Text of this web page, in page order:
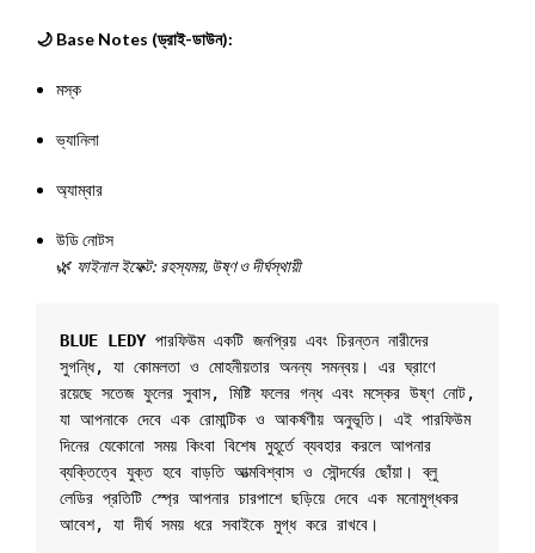
🌙 Base Notes (ড্রাই-ডাউন):
মস্ক
ভ্যানিলা
অ্যাম্বার
উডি নোটস
🌿 ফাইনাল ইফেক্ট: রহস্যময়, উষ্ণ ও দীর্ঘস্থায়ী
BLUE LEDY পারফিউম একটি জনপ্রিয় এবং চিরন্তন নারীদের
সুগন্ধি, যা কোমলতা ও মোহনীয়তার অনন্য সমন্বয়। এর ঘ্রাণে
রয়েছে সতেজ ফুলের সুবাস, মিষ্টি ফলের গন্ধ এবং মস্কের উষ্ণ নোট,
যা আপনাকে দেবে এক রোমান্টিক ও আকর্ষণীয় অনুভূতি। এই পারফিউম
দিনের যেকোনো সময় কিংবা বিশেষ মুহূর্তে ব্যবহার করলে আপনার
ব্যক্তিত্বে যুক্ত হবে বাড়তি আত্মবিশ্বাস ও সৌন্দর্যের ছোঁয়া। ব্লু
লেডির প্রতিটি স্প্রে আপনার চারপাশে ছড়িয়ে দেবে এক মনোমুগ্ধকর
আবেশ, যা দীর্ঘ সময় ধরে সবাইকে মুগ্ধ করে রাখবে।